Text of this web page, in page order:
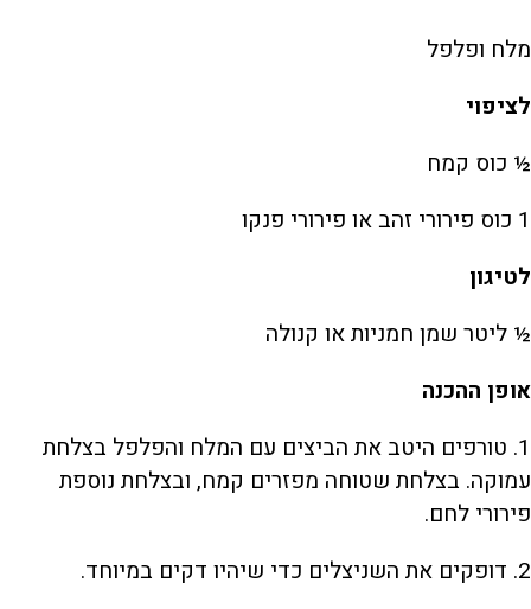
מלח ופלפל
לציפוי
½ כוס קמח
1 כוס פירורי זהב או פירורי פנקו
לטיגון
½ ליטר שמן חמניות או קנולה
אופן ההכנה
1. טורפים היטב את הביצים עם המלח והפלפל בצלחת
עמוקה. בצלחת שטוחה מפזרים קמח, ובצלחת נוספת
פירורי לחם.
2. דופקים את השניצלים כדי שיהיו דקים במיוחד.